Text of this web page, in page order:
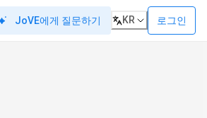
JoVE에게 질문하기 KR 로그인